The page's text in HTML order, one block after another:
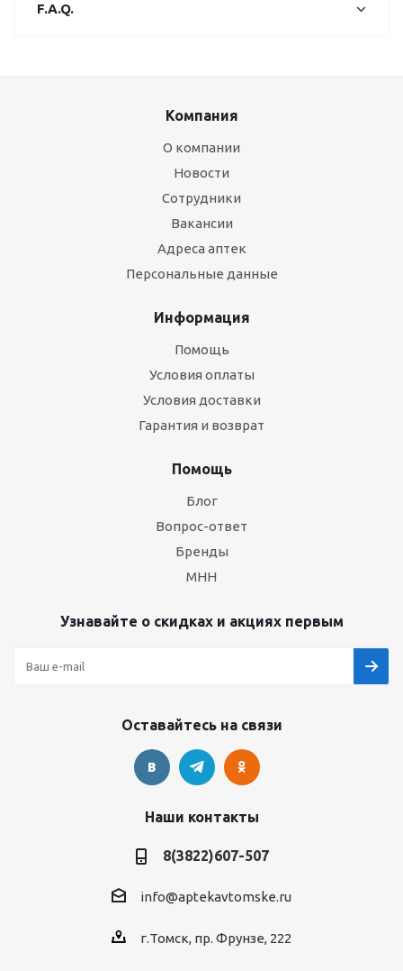
F.A.Q.
Компания
О компании
Новости
Сотрудники
Вакансии
Адреса аптек
Персональные данные
Информация
Помощь
Условия оплаты
Условия доставки
Гарантия и возврат
Помощь
Блог
Вопрос-ответ
Бренды
МНН
Узнавайте о скидках и акциях первым
Оставайтесь на связи
Наши контакты
8(3822)607-507
info@aptekavtomske.ru
г.Томск, пр. Фрунзе, 222